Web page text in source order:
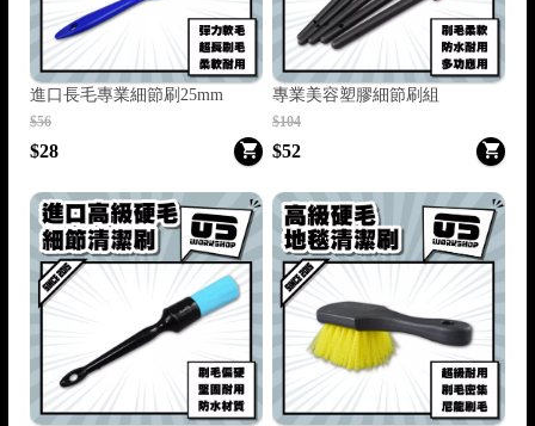
進口長毛專業細節刷25mm
$56
$28
專業美容塑膠細節刷組
$104
$52